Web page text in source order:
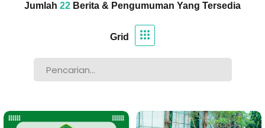
Jumlah 22 Berita & Pengumuman Yang Tersedia
Grid